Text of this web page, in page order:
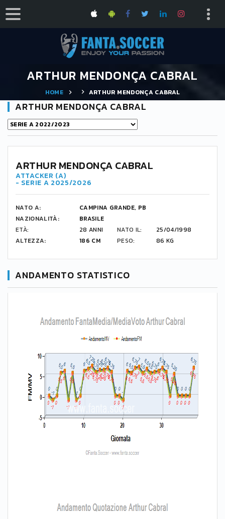
ARTHUR MENDONÇA CABRAL
HOME ARTHUR MENDONÇA CABRAL
ARTHUR MENDONÇA CABRAL
ARTHUR MENDONÇA CABRAL
ATTACKER (A)
- SERIE A 2025/2026
NATO A:
CAMPINA GRANDE, PB
NAZIONALITÀ:
BRASILE
ETÀ:
28 ANNI NATO IL:
25/04/1998
ALTEZZA:
186 CM PESO: 86 KG
ANDAMENTO STATISTICO